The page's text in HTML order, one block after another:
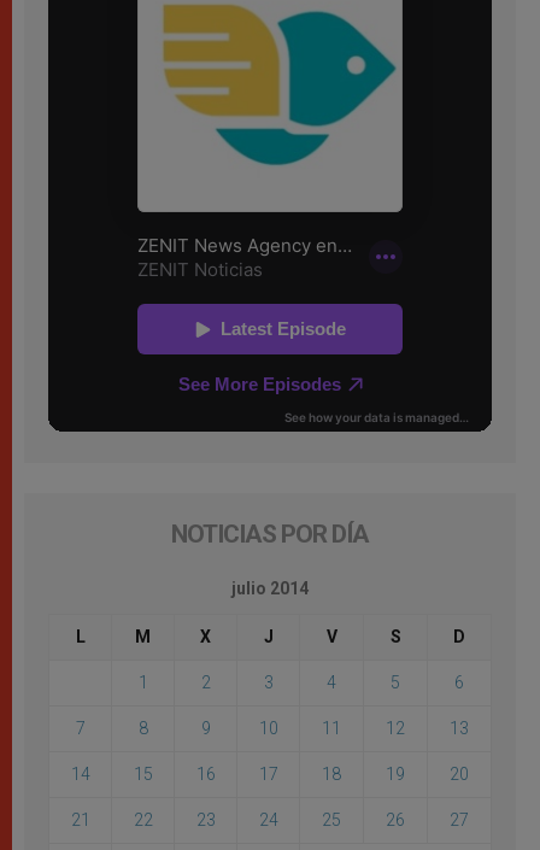
NOTICIAS POR DÍA
julio 2014
L M X J V S D
1 2 3 4 5 6
7 8 9 10 11 12 13
14 15 16 17 18 19 20
21 22 23 24 25 26 27